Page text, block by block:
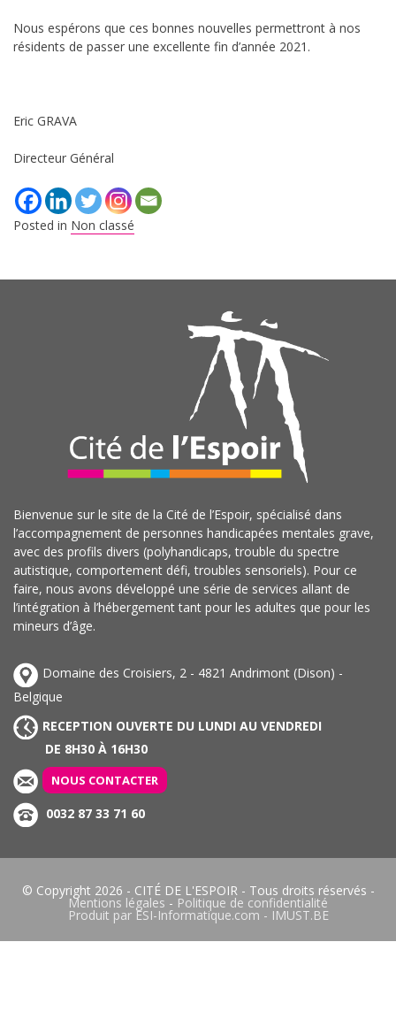
Nous espérons que ces bonnes nouvelles permettront à nos
résidents de passer une excellente fin d’année 2021.
Eric GRAVA
Directeur Général
Posted in Non classé
Bienvenue sur le site de la Cité de l’Espoir, spécialisé dans
l’accompagnement de personnes handicapées mentales grave,
avec des profils divers (polyhandicaps, trouble du spectre
autistique, comportement défi, troubles sensoriels). Pour ce
faire, nous avons développé une série de services allant de
l’intégration à l’hébergement tant pour les adultes que pour les
mineurs d’âge.
Domaine des Croisiers, 2 - 4821 Andrimont (Dison) -
Belgique
RECEPTION OUVERTE DU LUNDI AU VENDREDI
DE 8H30 À 16H30
NOUS CONTACTER
0032 87 33 71 60
© Copyright 2026 - CITÉ DE L'ESPOIR- Tous droits réservés -
Mentions légales - Politique de confidentialité
Produit par ESI-Informatique.com - IMUST.BE